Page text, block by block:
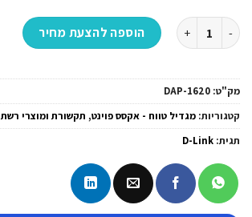
כמות של נקודת גישה אלחוטית 2 אנטנות מגביר טווח די-לינק D-LINK | DAP-1620 | AC1300 Wi-Fiהוספה להצעת מחיר
מק"ט: DAP-1620
קטגוריות: מגדיל טווח - אקסס פוינט, תקשורת ומוצרי רשת
תגית: D-Link